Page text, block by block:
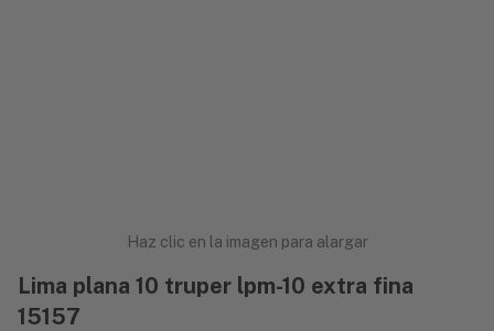
Haz clic en la imagen para alargar
Lima plana 10 truper lpm-10 extra fina
15157